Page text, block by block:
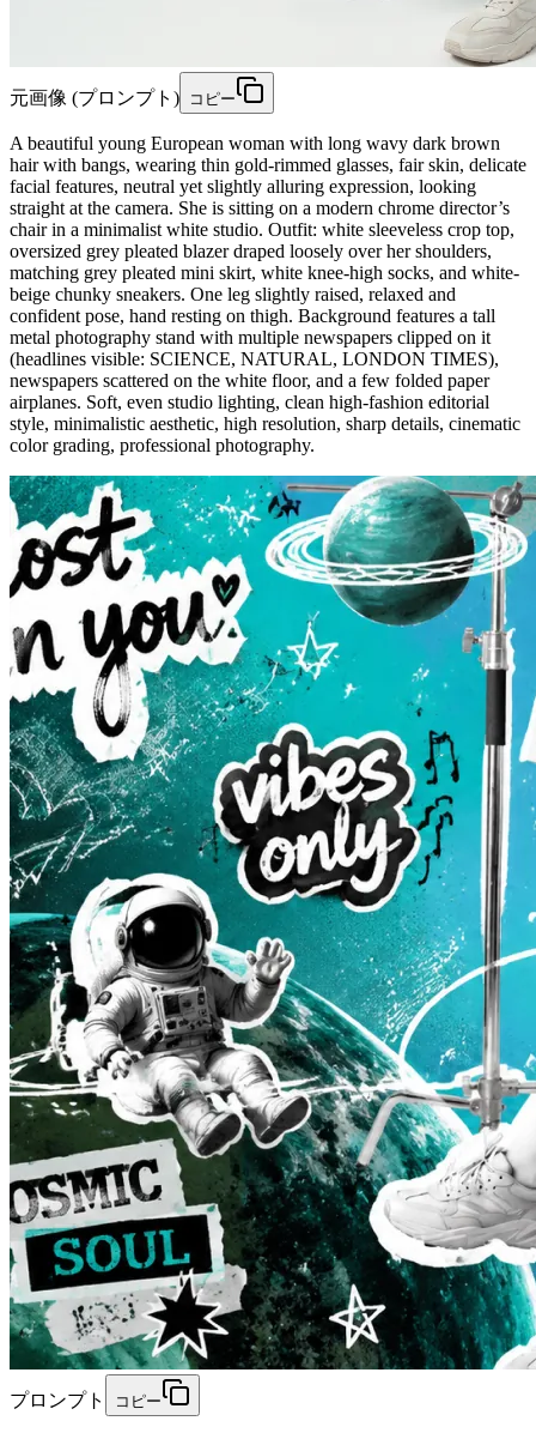
元画像 (プロンプト) コピー
A beautiful young European woman with long wavy dark brown
hair with bangs, wearing thin gold-rimmed glasses, fair skin, delicate
facial features, neutral yet slightly alluring expression, looking
straight at the camera. She is sitting on a modern chrome director’s
chair in a minimalist white studio. Outfit: white sleeveless crop top,
oversized grey pleated blazer draped loosely over her shoulders,
matching grey pleated mini skirt, white knee-high socks, and white-
beige chunky sneakers. One leg slightly raised, relaxed and
confident pose, hand resting on thigh. Background features a tall
metal photography stand with multiple newspapers clipped on it
(headlines visible: SCIENCE, NATURAL, LONDON TIMES),
newspapers scattered on the white floor, and a few folded paper
airplanes. Soft, even studio lighting, clean high-fashion editorial
style, minimalistic aesthetic, high resolution, sharp details, cinematic
color grading, professional photography.
プロンプト コピー